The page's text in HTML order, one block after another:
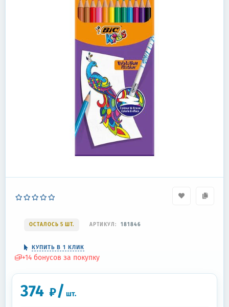
ОСТАЛОСЬ 5 ШТ. АРТИКУЛ: 181846
КУПИТЬ В 1 КЛИК
+14 бонусов за покупку
374 ₽/ шт.